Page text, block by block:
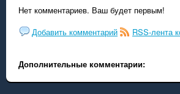
Нет комментариев. Ваш будет первым!
Добавить комментарий
RSS-лента
Дополнительные комментарии: